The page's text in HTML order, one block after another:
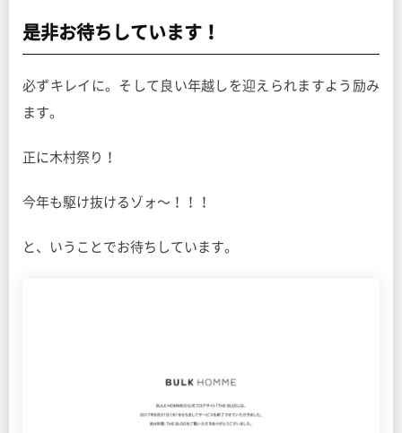
是非お待ちしています！
必ずキレイに。そして良い年越しを迎えられますよう励み
ます。
正に木村祭り！
今年も駆け抜けるゾォ〜！！！
と、いうことでお待ちしています。